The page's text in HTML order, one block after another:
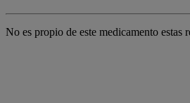
No es propio de este medicamento estas